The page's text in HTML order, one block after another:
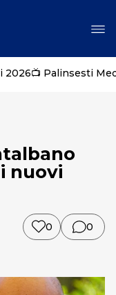
2026📺 Palinsesti
nuovi
0 0